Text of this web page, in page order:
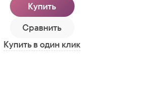
Купить
Сравнить
Купить в один клик